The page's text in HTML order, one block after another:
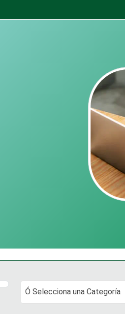
Ó Selecciona una Categoría
Ó Selecciona una Categoría